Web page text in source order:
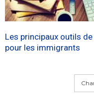
Les principaux outils
pour les immigrants